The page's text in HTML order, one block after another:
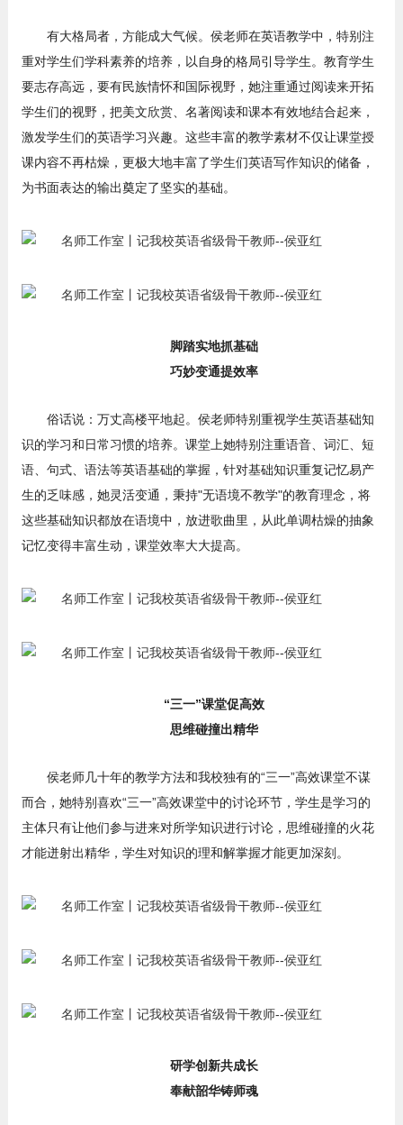
有大格局者，方能成大气候。侯老师在英语教学中，特别注
重对学生们学科素养的培养，以自身的格局引导学生。教育学生
要志存高远，要有民族情怀和国际视野，她注重通过阅读来开拓
学生们的视野，把美文欣赏、名著阅读和课本有效地结合起来，
激发学生们的英语学习兴趣。这些丰富的教学素材不仅让课堂授
课内容不再枯燥，更极大地丰富了学生们英语写作知识的储备，
为书面表达的输出奠定了坚实的基础。
脚踏实地抓基础
巧妙变通提效率
俗话说：万丈高楼平地起。侯老师特别重视学生英语基础知
识的学习和日常习惯的培养。课堂上她特别注重语音、词汇、短
语、句式、语法等英语基础的掌握，针对基础知识重复记忆易产
生的乏味感，她灵活变通，秉持"无语境不教学"的教育理念，将
这些基础知识都放在语境中，放进歌曲里，从此单调枯燥的抽象
记忆变得丰富生动，课堂效率大大提高。
“三一”课堂促高效
思维碰撞出精华
侯老师几十年的教学方法和我校独有的“三一”高效课堂不谋
而合，她特别喜欢“三一”高效课堂中的讨论环节，学生是学习的
主体只有让他们参与进来对所学知识进行讨论，思维碰撞的火花
才能迸射出精华，学生对知识的理和解掌握才能更加深刻。
研学创新共成长
奉献韶华铸师魂